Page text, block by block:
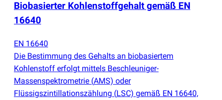
Biobasierter Kohlenstoffgehalt gemäß EN
16640
EN 16640
Die Bestimmung des Gehalts an biobasiertem
Kohlenstoff erfolgt mittels Beschleuniger-
Massenspektrometrie (AMS) oder
Flüssigszintillationszählung (LSC) gemäß EN 16640,